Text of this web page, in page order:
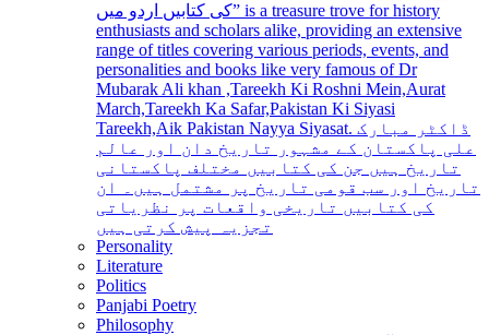
کی کتابیں اردو میں” is a treasure trove for history
enthusiasts and scholars alike, providing an extensive
range of titles covering various periods, events, and
personalities and books like very famous of Dr
Mubarak Ali khan ,Tareekh Ki Roshni Mein,Aurat
March,Tareekh Ka Safar,Pakistan Ki Siyasi
Tareekh,Aik Pakistan Nayya Siyasat. ڈاکٹر مبارک
علی پاکستان کے مشہور تاریخ دان اور عالم
تاریخ ہیں جن کی کتابیں مختلف پاکستانی
تاریخ اور سب قومی تاریخ پر مشتمل ہیں۔ ان
کی کتابیں تاریخی واقعات پر نظریاتی
تجزیہ پیش کرتی ہیں
Personality
Literature
Politics
Panjabi Poetry
Philosophy